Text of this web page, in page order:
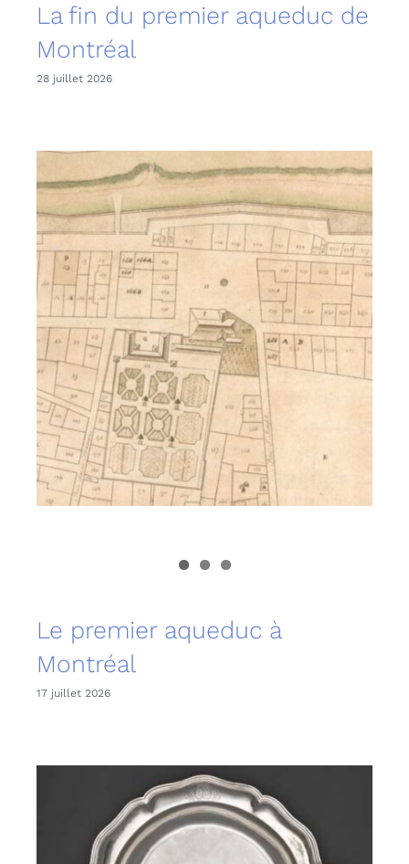
La fin du premier aqueduc de
Montréal
28 juillet 2026
Le premier aqueduc à
Montréal
17 juillet 2026